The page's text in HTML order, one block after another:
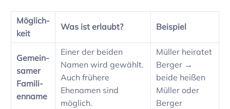
Möglich­
keit
Was ist erlaubt? Beispiel
Gemein­
samer
Fami­li­
en­name
Einer der beiden
Namen wird gewählt.
Auch frühere
Ehenamen sind
möglich.
Müller heiratet
Berger →
beide heißen
Müller oder
Berger